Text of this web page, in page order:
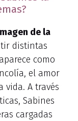
de la
distintas
como
el amor
vida. A través
Sabines
cargadas